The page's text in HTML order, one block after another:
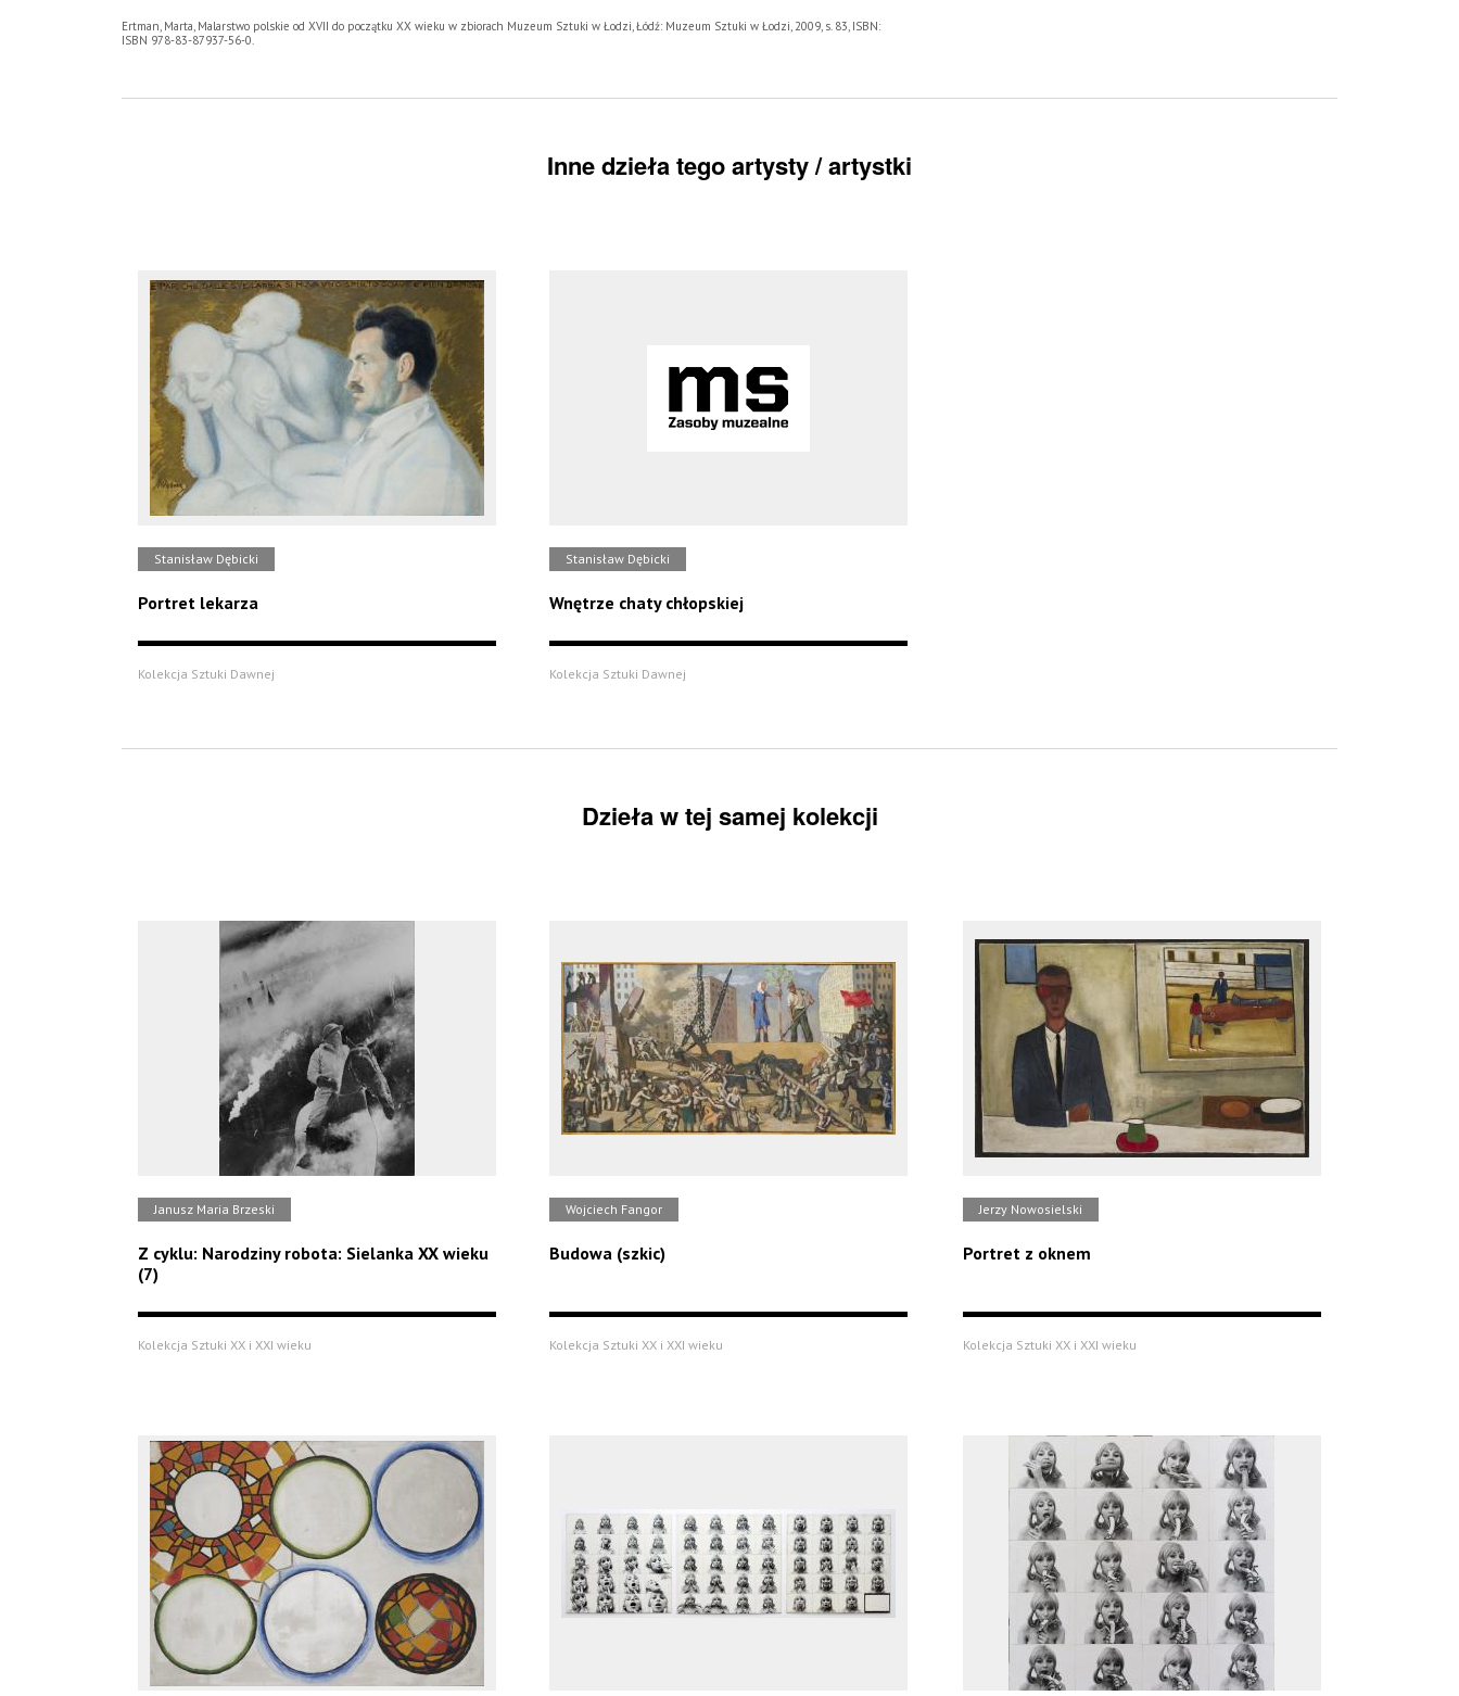
Ertman, Marta, Malarstwo polskie od XVII do początku XX wieku w zbiorach Muzeum Sztuki w Łodzi, Łódź: Muzeum Sztuki w Łodzi, 2009, s. 83, ISBN:
ISBN 978-83-87937-56-0.
Inne dzieła tego artysty / artystki
Stanisław Dębicki
Portret lekarza
Kolekcja Sztuki Dawnej
Stanisław Dębicki
Wnętrze chaty chłopskiej
Kolekcja Sztuki Dawnej
Dzieła w tej samej kolekcji
Janusz Maria Brzeski
Z cyklu: Narodziny robota: Sielanka XX wieku
(7)
Kolekcja Sztuki XX i XXI wieku
Wojciech Fangor
Budowa (szkic)
Kolekcja Sztuki XX i XXI wieku
Jerzy Nowosielski
Portret z oknem
Kolekcja Sztuki XX i XXI wieku